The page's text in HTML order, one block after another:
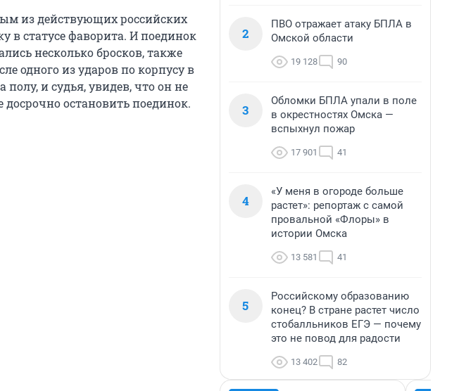
из действующих российских
в статусе фаворита. И поединок
несколько бросков, также
одного из ударов по корпусу в
и судья, увидев, что он не
остановить поединок.
2
ПВО отражает атаку БПЛА в
Омской области
19 128 90
3
Обломки БПЛА упали в поле
в окрестностях Омска —
вспыхнул пожар
17 901 41
4
«У меня в огороде больше
растет»: репортаж с самой
провальной «Флоры» в
истории Омска
13 581 41
5
Российскому образованию
конец? В стране растет число
стобалльников ЕГЭ — почему
это не повод для радости
13 402 82